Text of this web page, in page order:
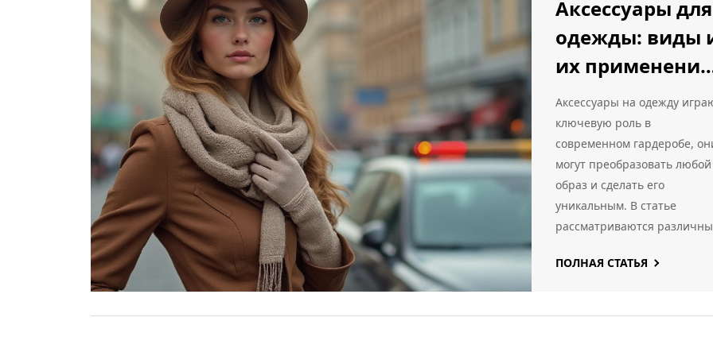
гардероба без шарфов.
Аксессуары для
одежды: виды
их применение
моде
Аксессуары на одежду
ключевую роль в
современном гардеробе,
могут преобразовать любой
образ и сделать его
уникальным. В статье
рассматриваются
особенности и применение.
ПОЛНАЯ СТАТЬЯ